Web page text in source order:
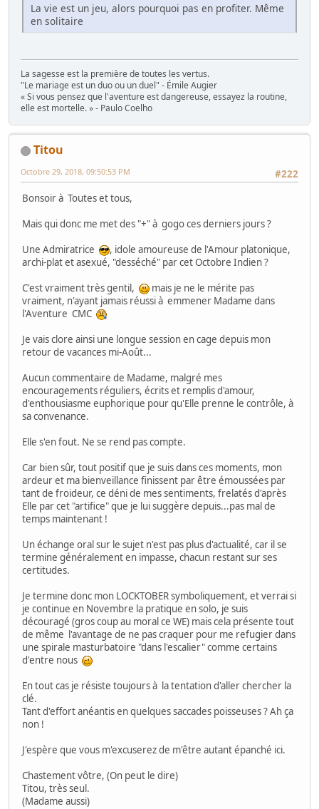
La vie est un jeu, alors pourquoi pas en profiter. Même
en solitaire
La sagesse est la première de toutes les vertus.
"Le mariage est un duo ou un duel" - Émile Augier
« Si vous pensez que l'aventure est dangereuse, essayez la routine,
elle est mortelle. » - Paulo Coelho
Titou
#222
Octobre 29, 2018, 09:50:53 PM
Bonsoir à Toutes et tous,
Mais qui donc me met des "+" à gogo ces derniers jours ?
Une Admiratrice
, idole amoureuse de l'Amour platonique,
archi-plat et asexué, "desséché" par cet Octobre Indien ?
C'est vraiment très gentil,
mais je ne le mérite pas
vraiment, n'ayant jamais réussi à emmener Madame dans
l'Aventure CMC
Je vais clore ainsi une longue session en cage depuis mon
retour de vacances mi-Août...
Aucun commentaire de Madame, malgré mes
encouragements réguliers, écrits et remplis d'amour,
d'enthousiasme euphorique pour qu'Elle prenne le contrôle, à
sa convenance.
Elle s'en fout. Ne se rend pas compte.
Car bien sûr, tout positif que je suis dans ces moments, mon
ardeur et ma bienveillance finissent par être émoussées par
tant de froideur, ce déni de mes sentiments, frelatés d'après
Elle par cet "artifice" que je lui suggère depuis...pas mal de
temps maintenant !
Un échange oral sur le sujet n'est pas plus d'actualité, car il se
termine généralement en impasse, chacun restant sur ses
certitudes.
Je termine donc mon LOCKTOBER symboliquement, et verrai si
je continue en Novembre la pratique en solo, je suis
découragé (gros coup au moral ce WE) mais cela présente tout
de même l'avantage de ne pas craquer pour me refugier dans
une spirale masturbatoire "dans l'escalier" comme certains
d'entre nous
En tout cas je résiste toujours à la tentation d'aller chercher la
clé.
Tant d'effort anéantis en quelques saccades poisseuses ? Ah ça
non !
J'espère que vous m'excuserez de m'être autant épanché ici.
Chastement vôtre, (On peut le dire)
Titou, très seul.
(Madame aussi)